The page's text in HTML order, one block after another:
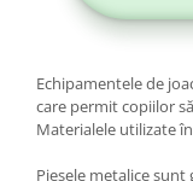
Echipamentele de
care permit copiilor
Materialele utilizate
Piesele metalice sunt